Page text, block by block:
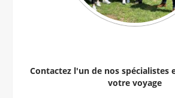
Contactez l'un de nos spécialistes
votre voyage